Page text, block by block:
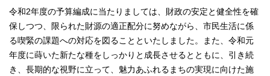
令和2年度の予算編成に当たりましては、財政の安定と健全性を確
保しつつ、限られた財源の適正配分に努めながら、市民生活に係
る喫緊の課題への対応を図ることといたしました。また、令和元
年度に蒔いた新たな種をしっかりと成長させるとともに、引き続
き、長期的な視野に立って、魅力あふれるまちの実現に向けた施